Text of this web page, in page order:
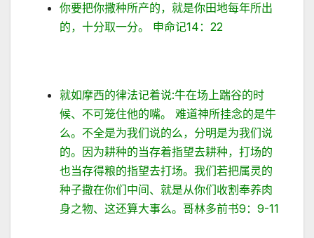
你要把你撒种所产的，就是你田地每年所出
的，十分取一分。 申命记14：22
就如摩西的律法记着说:牛在场上踹谷的时
候、不可笼住他的嘴。 难道神所挂念的是牛
么。不全是为我们说的么，分明是为我们说
的。因为耕种的当存着指望去耕种，打场的
也当存得粮的指望去打场。我们若把属灵的
种子撒在你们中间、就是从你们收割奉养肉
身之物、这还算大事么。哥林多前书9：9-11